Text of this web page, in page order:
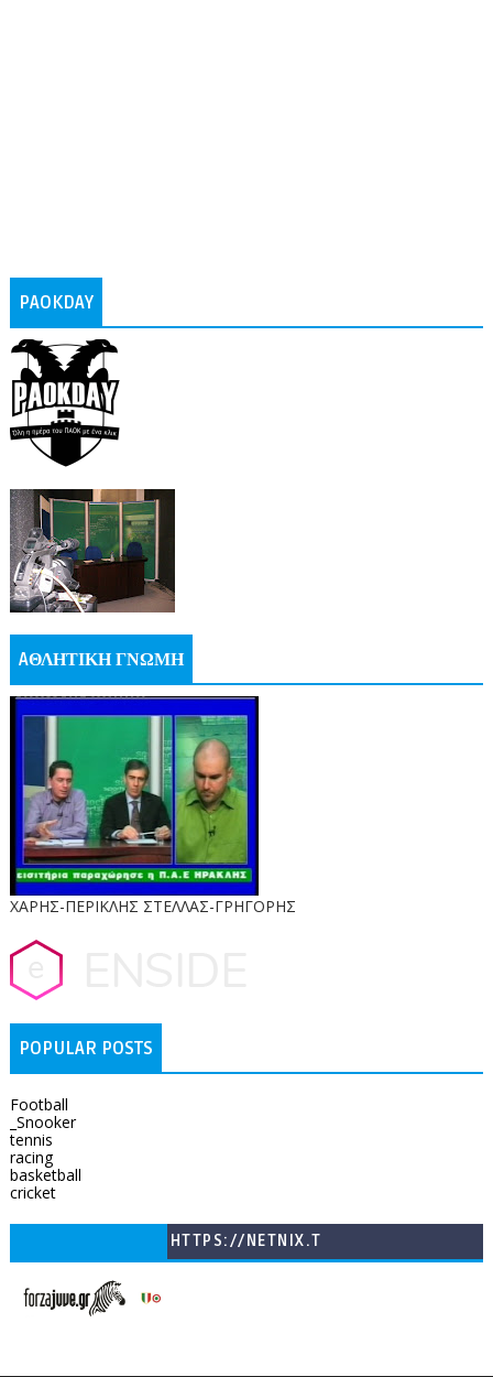
PAOKDAY
AΘΛΗΤΙΚΗ ΓΝΩΜΗ
ΧΑΡΗΣ-ΠΕΡΙΚΛΗΣ ΣΤΕΛΛΑΣ-ΓΡΗΓΟΡΗΣ
POPULAR POSTS
Football
_Snooker
tennis
racing
basketball
cricket
HTTPS://NETNIX.T